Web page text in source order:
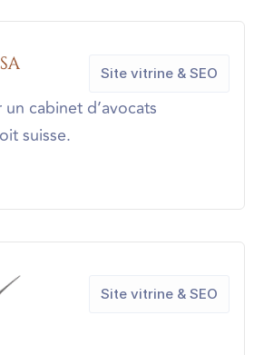
cabinet d’avocats
suisse.
Site vitrine & SEO
Site vitrine & SEO